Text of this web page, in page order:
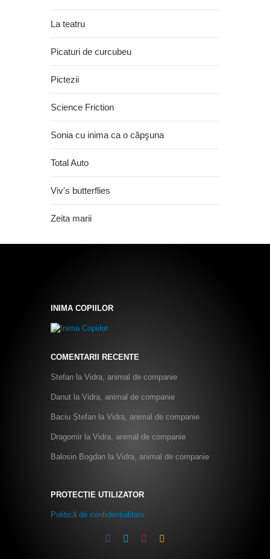
La teatru
Picaturi de curcubeu
Pictezii
Science Friction
Sonia cu inima ca o căpşuna
Total Auto
Viv's butterflies
Zeita marii
INIMA COPIILOR
COMENTARII RECENTE
Stefan la Vidra, animal de companie
Danut la Vidra, animal de companie
Baciu Ștefan la Vidra, animal de companie
Dragomir la Vidra, animal de companie
Balosin Bogdan la Vidra, animal de companie
PROTECȚIE UTILIZATOR
Politică de confidențialitate